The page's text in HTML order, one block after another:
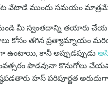
వేటాడే ముందు సమయం
మీ స్వంతదాన్ని తయారు
కోసం తగిన ప్రత్యామ్నాయం
ఉంటాయి, కానీ అప్పుడప్పుడు
పొడవునా కొనుగోలు
హస్ పరిపూర్ణత